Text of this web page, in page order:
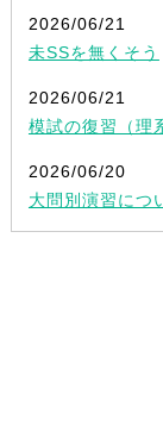
2026/06/21
未SSを無くそう
2026/06/21
模試の復習（理
2026/06/20
大問別演習につ